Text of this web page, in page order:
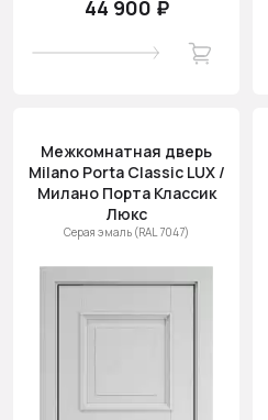
44 900 ₽
Межкомнатная дверь
Milano Porta Classic LUX /
Милано Порта Классик
Люкс
Серая эмаль (RAL 7047)